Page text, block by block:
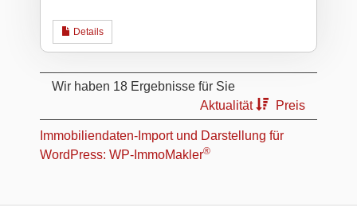
Details
Wir haben 18 Ergebnisse für Sie
Aktualität
Preis
Immobiliendaten-Import und Darstellung für
WordPress: WP-ImmoMakler®